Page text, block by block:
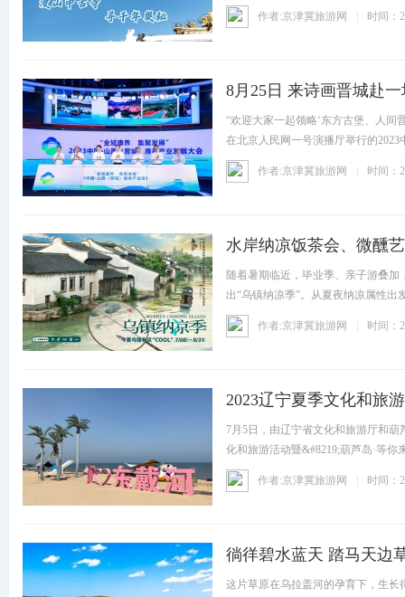
作者:京津冀旅游网 时间：
8月25日 来诗画晋城赴
“欢迎大家一起领略‘东方古堡、人间
在北京人民网一号演播厅举行的
作者:京津冀旅游网 时间：
水岸纳凉饭茶会、微醺
随着暑期临近，毕业季、亲子游叠加
出“乌镇纳凉季”。从夏夜纳凉属性
作者:京津冀旅游网 时间：
2023辽宁夏季文化和旅
7月5日，由辽宁省文化和旅游厅和葫
化和旅游活动暨&#8219;葫芦岛·等
作者:京津冀旅游网 时间：
徜徉碧水蓝天 踏马天
这片草原在乌拉盖河的孕育下，生